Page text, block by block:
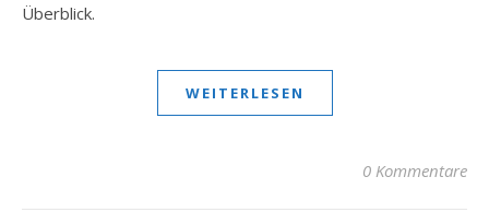
Überblick.
WEITERLESEN
0 Kommentare